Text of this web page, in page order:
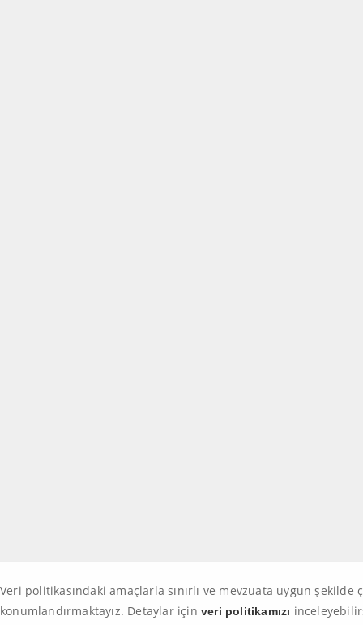
Veri politikasındaki amaçlarla sınırlı ve mevzuata uygun şekilde
konumlandırmaktayız. Detaylar için veri politikamızı